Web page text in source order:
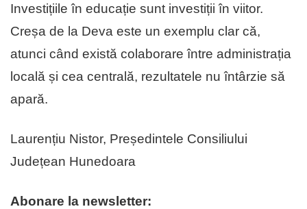
Investițiile în educație sunt investiții în viitor.
Creșa de la Deva este un exemplu clar că,
atunci când există colaborare între administrația
locală și cea centrală, rezultatele nu întârzie să
apară.
Laurențiu Nistor, Președintele Consiliului
Județean Hunedoara
Abonare la newsletter: